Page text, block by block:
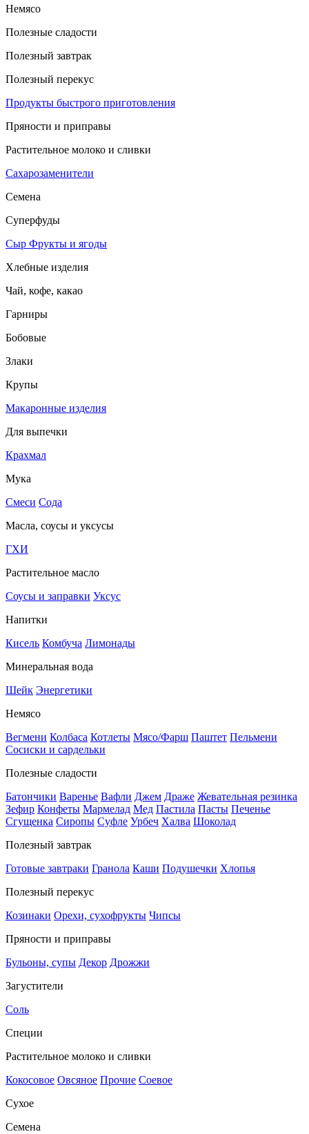
Немясо
Полезные сладости
Полезный завтрак
Полезный перекус
Продукты быстрого приготовления
Пряности и приправы
Растительное молоко и сливки
Сахарозаменители
Семена
Суперфуды
Сыр Фрукты и ягоды
Хлебные изделия
Чай, кофе, какао
Гарниры
Бобовые
Злаки
Крупы
Макаронные изделия
Для выпечки
Крахмал
Мука
Смеси Сода
Масла, соусы и уксусы
ГХИ
Растительное масло
Соусы и заправки Уксус
Напитки
Кисель Комбуча Лимонады
Минеральная вода
Шейк Энергетики
Немясо
Вегмени Колбаса Котлеты Мясо/Фарш Паштет Пельмени
Сосиски и сардельки
Полезные сладости
Батончики Варенье Вафли Джем Драже Жевательная резинка
Зефир Конфеты Мармелад Мед Пастила Пасты Печенье
Сгущенка Сиропы Суфле Урбеч Халва Шоколад
Полезный завтрак
Готовые завтраки Гранола Каши Подушечки Хлопья
Полезный перекус
Козинаки Орехи, сухофрукты Чипсы
Пряности и приправы
Бульоны, супы Декор Дрожжи
Загустители
Соль
Специи
Растительное молоко и сливки
Кокосовое Овсяное Прочие Соевое
Сухое
Семена